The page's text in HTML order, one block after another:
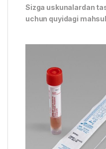
Sizga uskunalardan
uchun quyidagi